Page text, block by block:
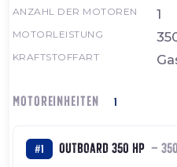
ANZAHL DER MOTOREN 1
MOTORLEISTUNG
KRAFTSTOFFART
MOTOREINHEITEN 1
#1 Outboard 350 HP —